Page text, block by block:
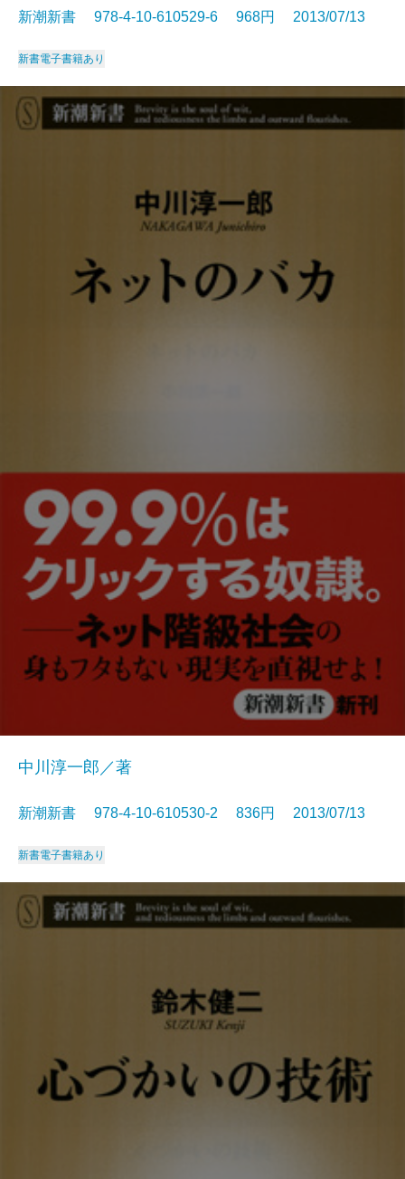
新潮新書 978-4-10-610529-6 968円 2013/07/13
新書電子書籍あり
中川淳一郎／著
新潮新書 978-4-10-610530-2 836円 2013/07/13
新書電子書籍あり